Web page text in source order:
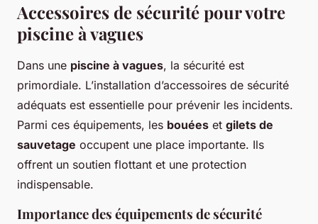
Accessoires de sécurité pour votre
piscine à vagues
Dans une piscine à vagues, la sécurité est
primordiale. L’installation d’accessoires de sécurité
adéquats est essentielle pour prévenir les incidents.
Parmi ces équipements, les bouées et gilets de
sauvetage occupent une place importante. Ils
offrent un soutien flottant et une protection
indispensable.
Importance des équipements de sécurité